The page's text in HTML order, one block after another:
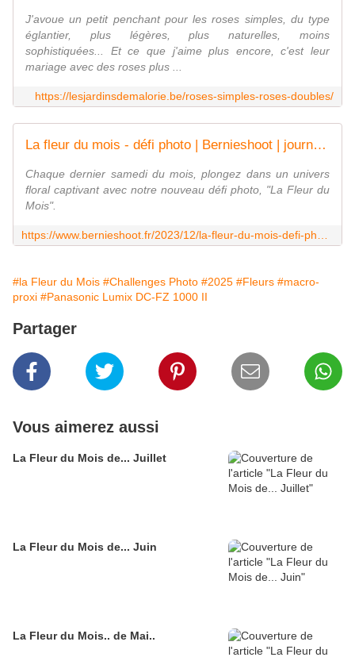
J'avoue un petit penchant pour les roses simples, du type
églantier, plus légères, plus naturelles, moins
sophistiquées... Et ce que j'aime plus encore, c'est leur
mariage avec des roses plus ...
https://lesjardinsdemalorie.be/roses-simples-roses-doubles/
La fleur du mois - défi photo | Bernieshoot | journal web
Chaque dernier samedi du mois, plongez dans un univers
floral captivant avec notre nouveau défi photo, "La Fleur du
Mois".
#la Fleur du Mois #Challenges Photo #2025 #Fleurs #macro-
proxi #Panasonic Lumix DC-FZ 1000 II
Partager
Vous aimerez aussi
La Fleur du Mois de... Juillet
La Fleur du Mois de... Juin
La Fleur du Mois.. de Mai..